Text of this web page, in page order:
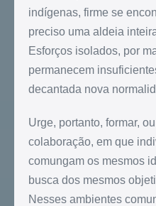
indígenas, firme se
preciso uma aldeia
Esforços isolados, por
permanecem
decantada nova
Urge, portanto, formar,
colaboração, em que
comungam os mesmos
busca dos mesmos
Nesses ambientes